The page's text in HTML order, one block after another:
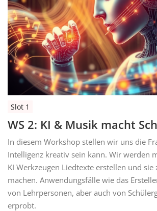
Slot 1
WS 2: KI & Musik macht
In diesem Workshop stellen wir uns die
Intelligenz kreativ sein kann. Wir werden
KI Werkzeugen Liedtexte erstellen und sie
machen. Anwendungsfälle wie das
von Lehrpersonen, aber auch von
erprobt.